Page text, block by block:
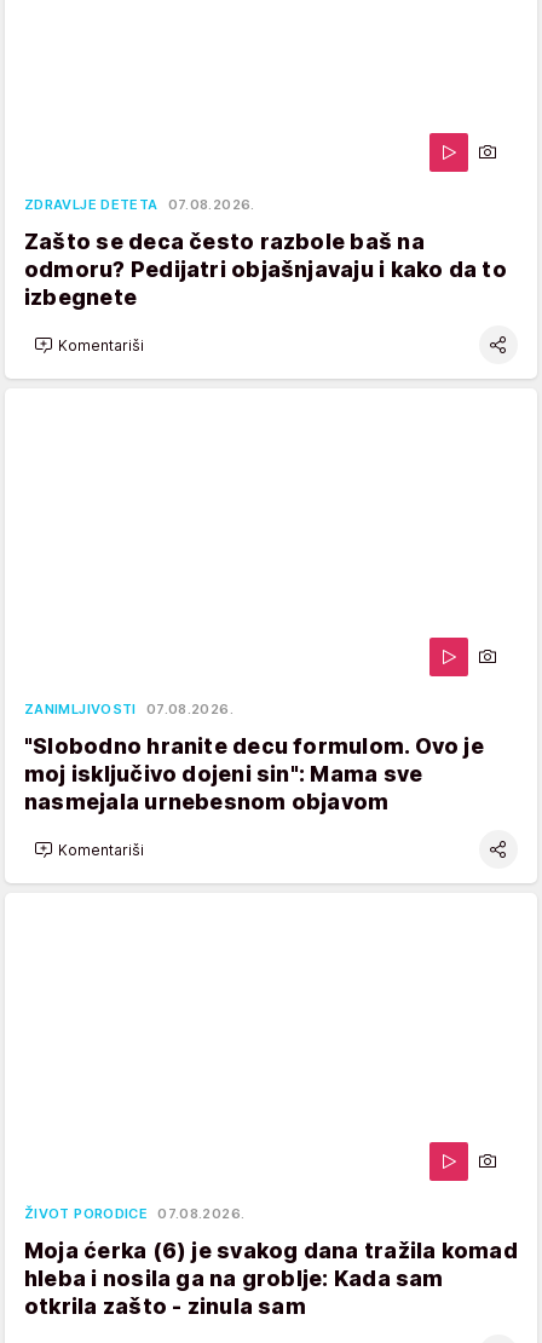
ZDRAVLJE DETETA 07.08.2026.
Zašto se deca često razbole baš na
odmoru? Pedijatri objašnjavaju i kako da to
izbegnete
Komentariši
ZANIMLJIVOSTI 07.08.2026.
"Slobodno hranite decu formulom. Ovo je
moj isključivo dojeni sin": Mama sve
nasmejala urnebesnom objavom
Komentariši
ŽIVOT PORODICE 07.08.2026.
Moja ćerka (6) je svakog dana tražila komad
hleba i nosila ga na groblje: Kada sam
otkrila zašto - zinula sam